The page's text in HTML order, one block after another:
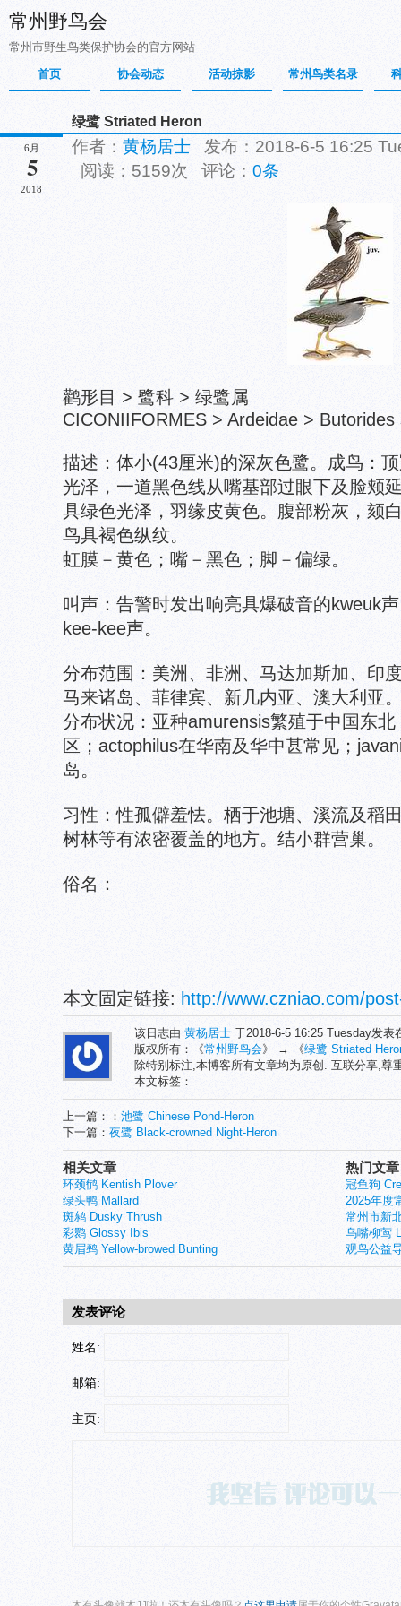
常州野鸟会
常州市野生鸟类保护协会的官方网站
首页
协会动态 活动掠影 常州鸟类名录
6月
5
2018
绿鹭 Striated Heron
作者： 黄杨居士 发布：2018-6-5 16:25
阅读：5159次 评论： 0条
鹳形目 > 鹭科 > 绿鹭属
CICONIIFORMES > Ardeidae > Butorides
描述：体小(43厘米)的深灰色鹭。成鸟：
光泽，一道黑色线从嘴基部过眼下及脸颊
具绿色光泽，羽缘皮黄色。腹部粉灰，颏
鸟具褐色纵纹。
虹膜－黄色；嘴－黑色；脚－偏绿。
叫声：告警时发出响亮具爆破音的kweuk
kee-kee声。
分布范围：美洲、非洲、马达加斯加、印
马来诸岛、菲律宾、新几内亚、澳大利亚
分布状况：亚种amurensis繁殖于中国东
区；actophilus在华南及华中甚常见；
岛。
习性：性孤僻羞怯。栖于池塘、溪流及稻
树林等有浓密覆盖的地方。结小群营巢。
俗名：
本文固定链接: http://www.czniao.com/
该日志由 黄杨居士 于2018-6-5 16:25 Tuesday发表
版权所有：《常州野鸟会》 → 《绿鹭 Striated
除特别标注,本博客所有文章均为原创. 互联分享,尊
本文标签：
上一篇：： 池鹭 Chinese Pond-Heron
下一篇： 夜鹭 Black-crowned Night-Heron
热门文章
冠鱼狗
2025年度
常州市新
乌嘴柳莺
观鸟公益
相关文章
环颈鸻 Kentish Plover
绿头鸭 Mallard
斑鸫 Dusky Thrush
彩鹮 Glossy Ibis
黄眉鹀 Yellow-browed Bunting
发表评论
姓名:
邮箱:
主页: